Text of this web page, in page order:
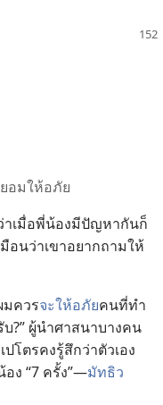
อม​ให้​อภัย
า​เมื่อ​พี่​น้อง​มี​ปัญหา​กัน​ก็​
อน​ว่า​เขา​อยาก​ถาม​ให้​
ม​ควร​จะ​ให้​อภัย​คน​ที่​ทำ​
?” ผู้​นำ​ศาสนา​บาง​คน​
โตร​คง​รู้สึก​ว่า​ตัว​เอง​
ง “7 ครั้ง”—มัทธิว